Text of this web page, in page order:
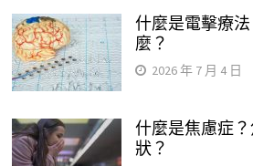
什麼是電擊療
麼？
2026 年 7 月 4 日
什麼是焦慮症
狀？